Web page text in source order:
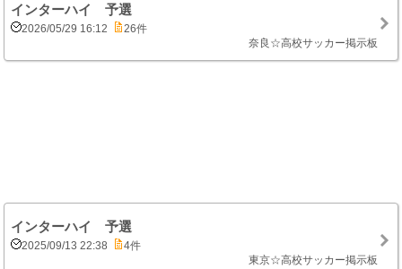
インターハイ 予選
2026/05/29 16:12
26件
奈良☆高校サッカー掲示板
インターハイ 予選
2025/09/13 22:38
4件
東京☆高校サッカー掲示板